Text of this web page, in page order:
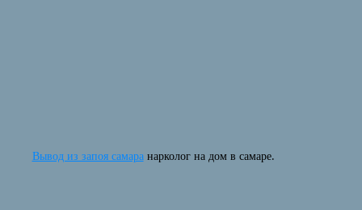
Вывод из запоя самаранарколог на дом в самаре.